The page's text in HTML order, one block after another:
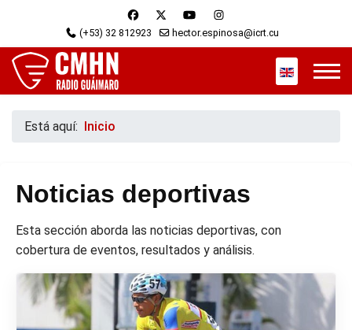
(+53) 32 812923 hector.espinosa@icrt.cu
Seleccione
Está aquí: Inicio
Noticias deportivas
Esta sección aborda las noticias deportivas, con
cobertura de eventos, resultados y análisis.